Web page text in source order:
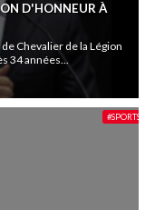
D'HONNEUR À
Chevalier de la Légion
34 années...
#SPORTS